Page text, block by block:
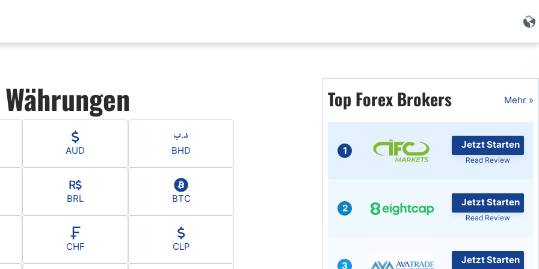
News
Analyse
Di Base Forex
Forex
Forex
Bitcoin-USD
Islamischer Forex
AUD BHD
BRL BTC
CHF CLP
Top Forex Brokers Mehr »
1
Jetzt Starten
Read Review
2
Jetzt Starten
Read Review
3
Jetzt Starten